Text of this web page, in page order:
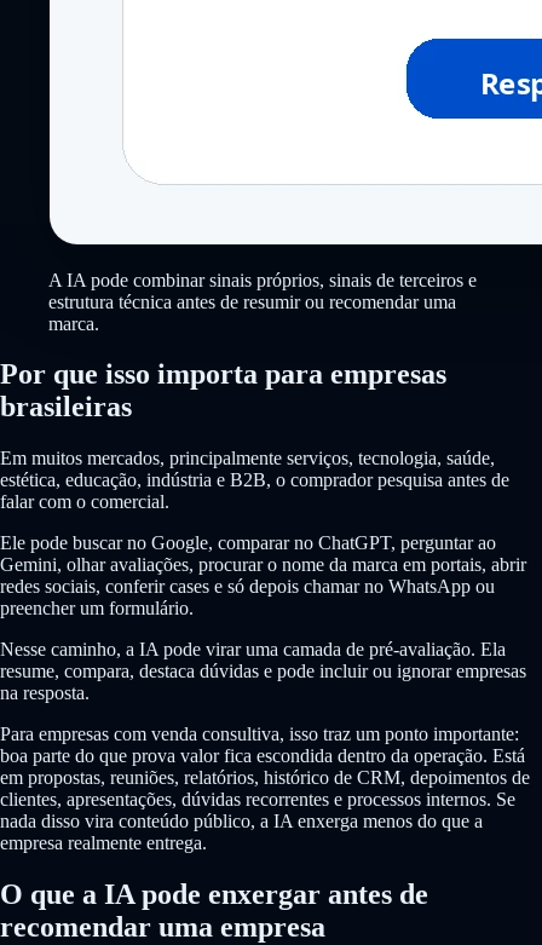
A IA pode combinar sinais próprios, sinais de terceiros e
estrutura técnica antes de resumir ou recomendar uma
marca.
Por que isso importa para empresas
brasileiras
Em muitos mercados, principalmente serviços, tecnologia, saúde,
estética, educação, indústria e B2B, o comprador pesquisa antes de
falar com o comercial.
Ele pode buscar no Google, comparar no ChatGPT, perguntar ao
Gemini, olhar avaliações, procurar o nome da marca em portais, abrir
redes sociais, conferir cases e só depois chamar no WhatsApp ou
preencher um formulário.
Nesse caminho, a IA pode virar uma camada de pré-avaliação. Ela
resume, compara, destaca dúvidas e pode incluir ou ignorar empresas
na resposta.
Para empresas com venda consultiva, isso traz um ponto importante:
boa parte do que prova valor fica escondida dentro da operação. Está
em propostas, reuniões, relatórios, histórico de CRM, depoimentos de
clientes, apresentações, dúvidas recorrentes e processos internos. Se
nada disso vira conteúdo público, a IA enxerga menos do que a
empresa realmente entrega.
O que a IA pode enxergar antes de
recomendar uma empresa